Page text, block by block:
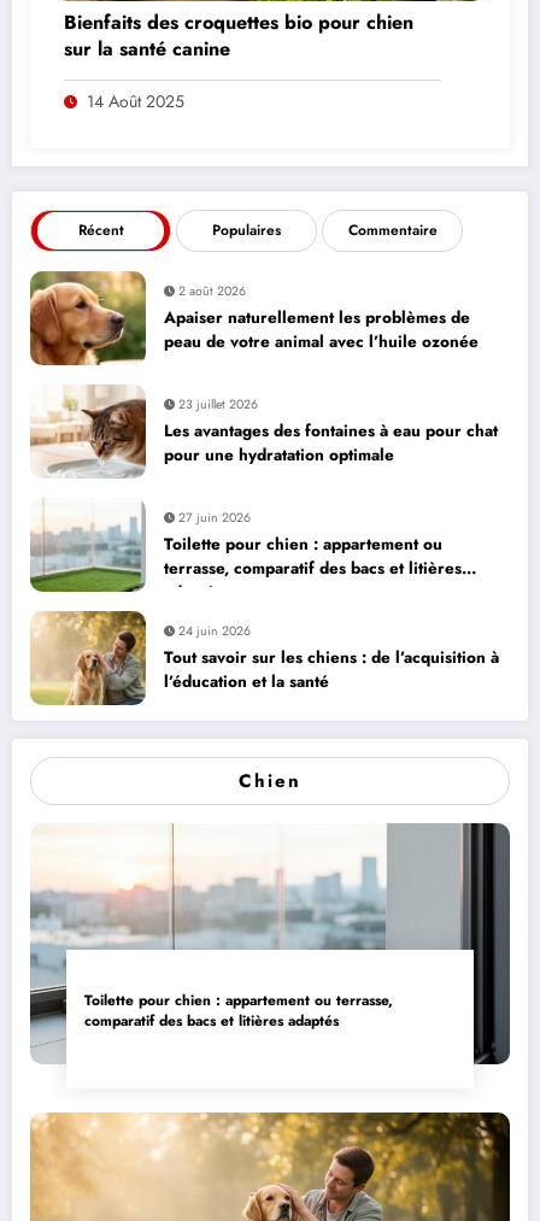
Bienfaits des croquettes bio pour chien
sur la santé canine
14 Août 2025
Récent Populaires Commentaire
2 août 2026
Apaiser naturellement les problèmes de
peau de votre animal avec l’huile ozonée
23 juillet 2026
Les avantages des fontaines à eau pour chat
pour une hydratation optimale
27 juin 2026
Toilette pour chien : appartement ou
terrasse, comparatif des bacs et litières
adaptés
24 juin 2026
Tout savoir sur les chiens : de l’acquisition à
l’éducation et la santé
Chien
Toilette pour chien : appartement ou terrasse,
comparatif des bacs et litières adaptés